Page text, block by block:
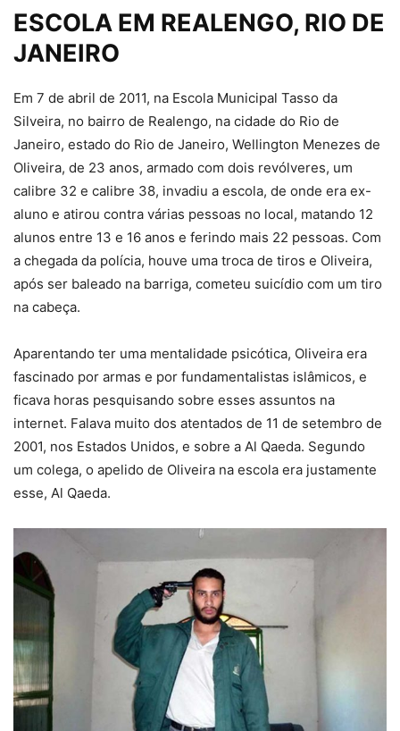
ESCOLA EM REALENGO, RIO DE
JANEIRO
Em 7 de abril de 2011, na Escola Municipal Tasso da
Silveira, no bairro de Realengo, na cidade do Rio de
Janeiro, estado do Rio de Janeiro, Wellington Menezes de
Oliveira, de 23 anos, armado com dois revólveres, um
calibre 32 e calibre 38, invadiu a escola, de onde era ex-
aluno e atirou contra várias pessoas no local, matando 12
alunos entre 13 e 16 anos e ferindo mais 22 pessoas. Com
a chegada da polícia, houve uma troca de tiros e Oliveira,
após ser baleado na barriga, cometeu suicídio com um tiro
na cabeça.
Aparentando ter uma mentalidade psicótica, Oliveira era
fascinado por armas e por fundamentalistas islâmicos, e
ficava horas pesquisando sobre esses assuntos na
internet. Falava muito dos atentados de 11 de setembro de
2001, nos Estados Unidos, e sobre a Al Qaeda. Segundo
um colega, o apelido de Oliveira na escola era justamente
esse, Al Qaeda.